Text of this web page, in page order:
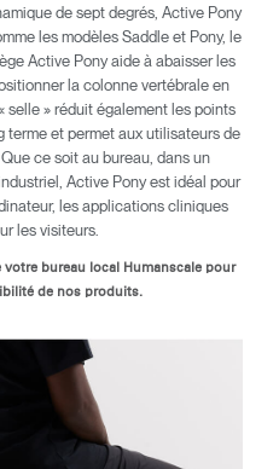
de sept degrés, Active Pony
les modèles Saddle et Pony, le
Active Pony aide à abaisser les
la colonne vertébrale en
selle » réduit également les points
terme et permet aux utilisateurs de
ce soit au bureau, dans un
Active Pony est idéal pour
les applications cliniques
les visiteurs.
votre bureau local Humanscale pour
de nos produits.